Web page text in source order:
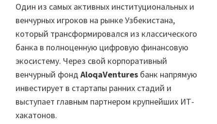
Один из самых активных институциональных и
венчурных игроков на рынке Узбекистана,
который трансформировался из классического
банка в полноценную цифровую финансовую
экосистему. Через свой корпоративный
венчурный фонд AloqaVentures банк напрямую
инвестирует в стартапы ранних стадий и
выступает главным партнером крупнейших ИТ-
хакатонов.